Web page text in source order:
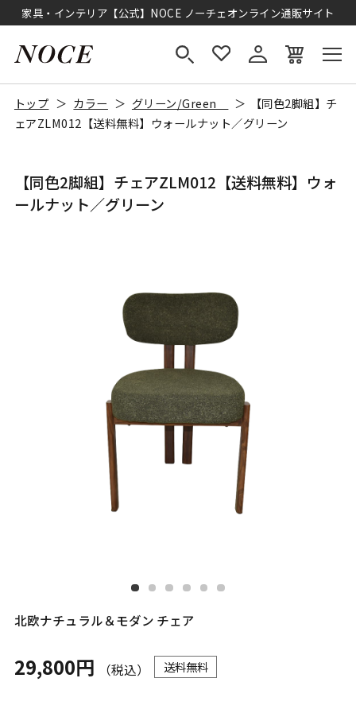
家具・インテリア【公式】NOCE ノーチェオンライン通販サイト
トップ カラー グリーン/Green
【同色2脚組】チ
ェアZLM012【送料無料】ウォールナット／グリーン
【同色2脚組】チェアZLM012【送料無料】ウォ
ールナット／グリーン
北欧ナチュラル＆モダン チェア
29,800円 （税込） 送料無料